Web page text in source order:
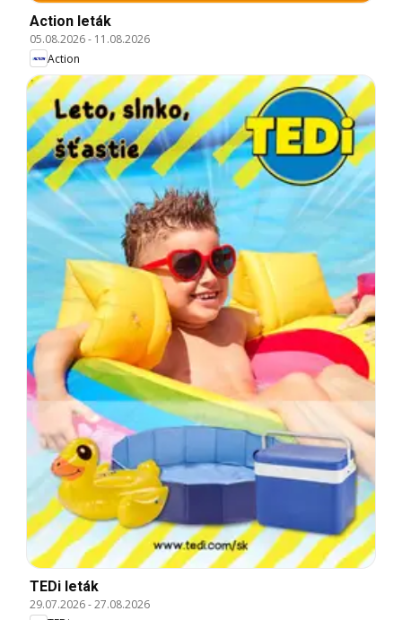
Action leták
05.08.2026- 11.08.2026
Action
TEDi leták
29.07.2026-27.08.2026